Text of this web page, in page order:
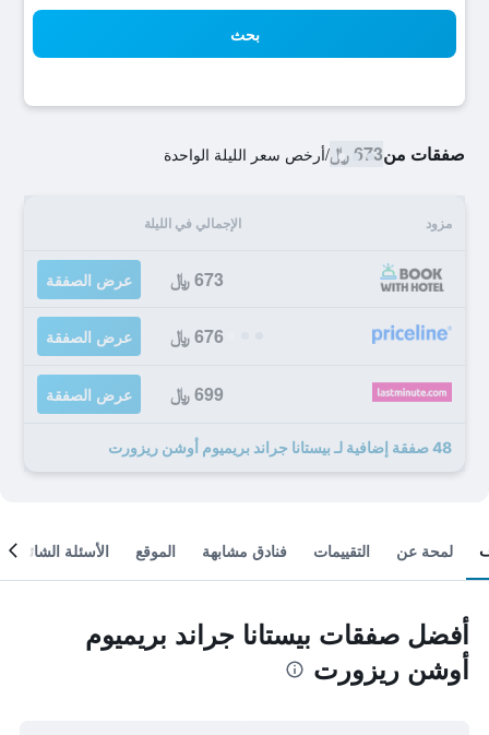
بحث
صفقات من673 ﷼ /أرخص سعر الليلة الواحدة
مزود الإجمالي في الليلة
673 ﷼ عرض الصفقة
676 ﷼ عرض الصفقة
699 ﷼ عرض الصفقة
48 صفقة إضافية لـ بيستانا جراند بريميوم أوشن ريزورت
لمحة عن التقييمات فنادق مشابهة الموقع الأسئلة الشائعة
أفضل صفقات بيستانا جراند بريميوم
أوشن ريزورت